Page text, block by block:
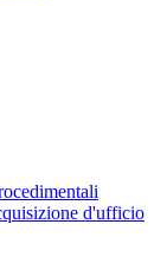
d'ufficio